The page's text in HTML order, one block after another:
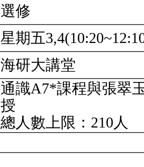
選修
星期五
海研大講堂
通識A7*課程與張翠
授
總人數上限：210人